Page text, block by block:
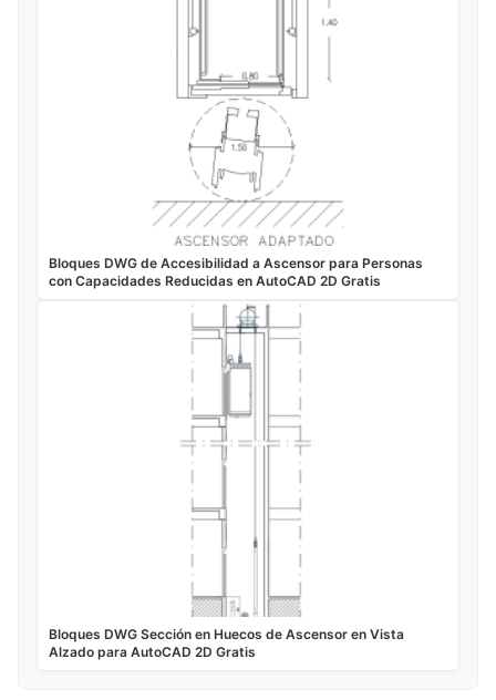
Bloques DWG de Accesibilidad a Ascensor para Personas
con Capacidades Reducidas en AutoCAD 2D Gratis
Bloques DWG Sección en Huecos de Ascensor en Vista
Alzado para AutoCAD 2D Gratis